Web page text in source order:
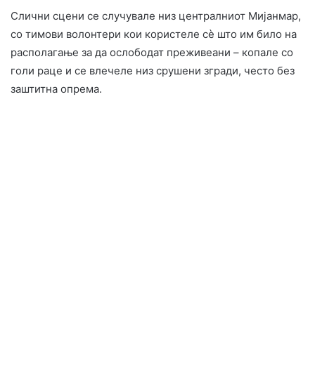
Слични сцени се случувале низ централниот Мијанмар,
со тимови волонтери кои користеле сѐ што им било на
располагање за да ослободат преживеани – копале со
голи раце и се влечеле низ срушени згради, често без
заштитна опрема.